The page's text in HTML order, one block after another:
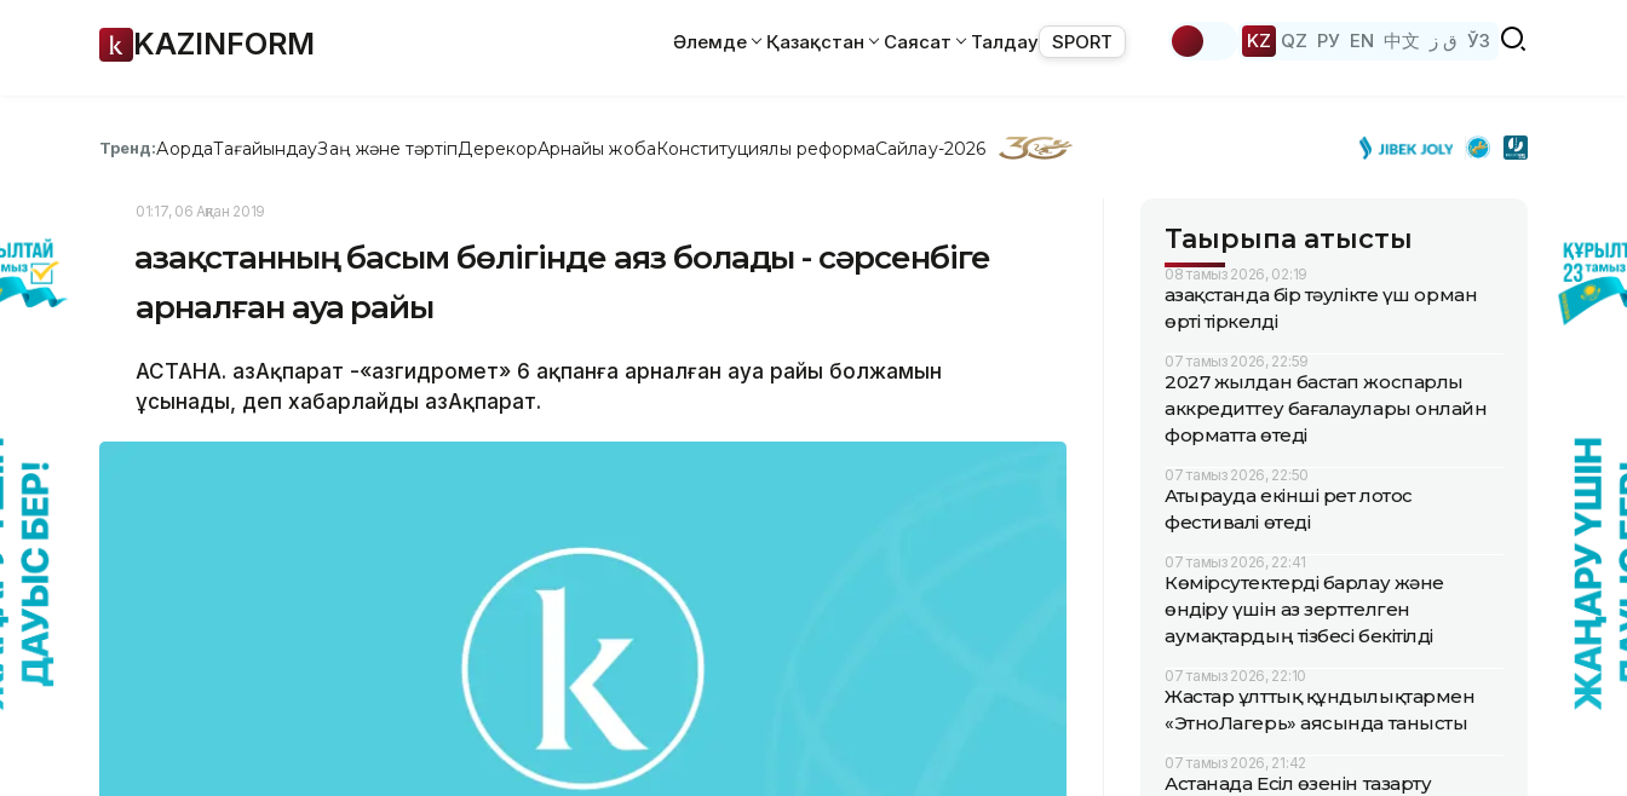
KAZINFORM Әлемде Қазақстан Саясат Талдау SPORT KZ QZ РУ EN 中文 ق ز ЎЗ
Тренд:АқордаТағайындауЗаң және тәртіпДерекқорАрнайы жобаКонституциялық реформаСайлау-2026
01:17, 06 Ақпан 2019
Қазақстанның басым бөлігінде аяз болады - сәрсенбіге
арналған ауа райы
АСТАНА. ҚазАқпарат -«Қазгидромет» 6 ақпанға арналған ауа райы болжамын
ұсынады, деп хабарлайды ҚазАқпарат.
Тақырыпқа қатысты
08 тамыз 2026, 02:19
Қазақстанда бір тәулікте үш орман
өрті тіркелді
07 тамыз 2026, 22:59
2027 жылдан бастап жоспарлы
аккредиттеу бағалаулары онлайн
форматта өтеді
07 тамыз 2026, 22:50
Атырауда екінші рет лотос
фестивалі өтеді
07 тамыз 2026, 22:41
Көмірсутектерді барлау және
өндіру үшін аз зерттелген
аумақтардың тізбесі бекітілді
07 тамыз 2026, 22:10
Жастар ұлттық құндылықтармен
«ЭтноЛагерь» аясында танысты
07 тамыз 2026, 21:42
Астанада Есіл өзенін тазарту